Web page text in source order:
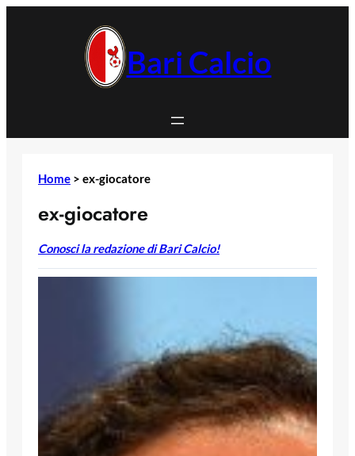
Bari Calcio
Home > ex-giocatore
ex-giocatore
Conosci la redazione di Bari Calcio!